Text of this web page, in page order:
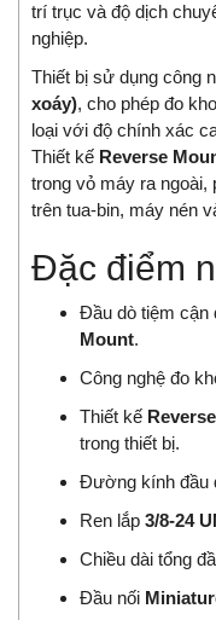
trí trục và độ dịch
nghiệp.
Thiết bị sử dụng công
xoáy), cho phép đo
loại với độ chính xác
Thiết kế Reverse
trong vỏ máy ra
trên tua-bin, máy nén
Đặc điểm
Đầu dò tiệm cận
Mount.
Công nghệ đo
Thiết kế
trong thiết bị.
Đường kính đầu
Ren lắp 3/8-24
Chiều dài tổng
Đầu nối